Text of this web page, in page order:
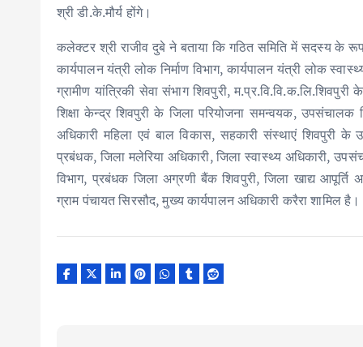
श्री डी.के.मौर्य होंगे।
कलेक्टर श्री राजीव दुबे ने बताया कि गठित समिति में सदस्य के
कार्यपालन यंत्री लोक निर्माण विभाग, कार्यपालन यंत्री लोक
ग्रामीण यांत्रिकी सेवा संभाग शिवपुरी, म.प्र.वि.वि.क.लि.शिवपुरी
शिक्षा केन्द्र शिवपुरी के जिला परियोजना समन्वयक, उपसंचालक
अधिकारी महिला एवं बाल विकास, सहकारी संस्थाएं शिवपुरी के
प्रबंधक, जिला मलेरिया अधिकारी, जिला स्वास्थ्य अधिकारी,
विभाग, प्रबंधक जिला अग्रणी बैंक शिवपुरी, जिला खाद्य
ग्राम पंचायत सिरसौद, मुख्य कार्यपालन अधिकारी करैरा शामिल है।